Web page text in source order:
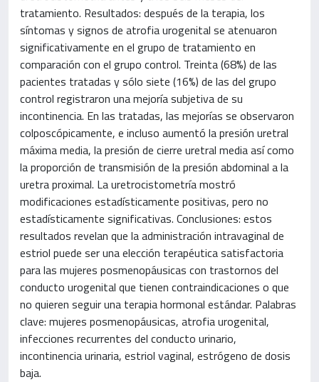
tratamiento. Resultados: después de la terapia, los
síntomas y signos de atrofia urogenital se atenuaron
significativamente en el grupo de tratamiento en
comparación con el grupo control. Treinta (68%) de las
pacientes tratadas y sólo siete (16%) de las del grupo
control registraron una mejoría subjetiva de su
incontinencia. En las tratadas, las mejorías se observaron
colposcópicamente, e incluso aumentó la presión uretral
máxima media, la presión de cierre uretral media así como
la proporción de transmisión de la presión abdominal a la
uretra proximal. La uretrocistometría mostró
modificaciones estadísticamente positivas, pero no
estadísticamente significativas. Conclusiones: estos
resultados revelan que la administración intravaginal de
estriol puede ser una elección terapéutica satisfactoria
para las mujeres posmenopáusicas con trastornos del
conducto urogenital que tienen contraindicaciones o que
no quieren seguir una terapia hormonal estándar. Palabras
clave: mujeres posmenopáusicas, atrofia urogenital,
infecciones recurrentes del conducto urinario,
incontinencia urinaria, estriol vaginal, estrógeno de dosis
baja.